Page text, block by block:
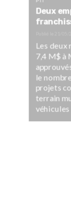
Deux
Les deux
7,4 M$ à
le
projets
terrain